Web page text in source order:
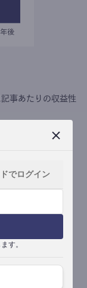
でログイン
す。
事あたりの収益性